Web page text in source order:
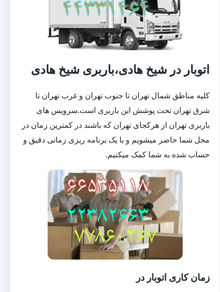
اتوبار در شیخ هادی،باربری شیخ هادی
کلیه مناطق شمال تهران تا جنوب تهران و غرب تهران تا
شرق تهران تحت پوشش این باربری است.سرویس های
باربری تهران از هرکجای تهران که باشند در کمترین زمان در
محل شما حاضر میشویم و با یک برنامه ریزی زمانی دقیق و
حساب شده به شما کمک میکنیم.
زمان کاری اتوبار در